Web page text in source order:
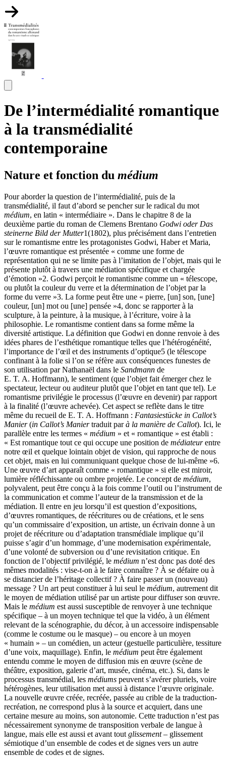
De l’intermédialité romantique
à la transmédialité
contemporaine
Nature et fonction du médium
Pour aborder la question de l’intermédialité, puis de la
transmédialité, il faut d’abord se pencher sur le radical du mot
médium, en latin « intermédiaire ». Dans le chapitre 8 de la
deuxième partie du roman de Clemens Brentano Godwi oder Das
steinerne Bild der Mutter1(1802), plus précisément dans l’entretien
sur le romantisme entre les protagonistes Godwi, Haber et Maria,
l’œuvre romantique est présentée « comme une forme de
représentation qui ne se limite pas à l’imitation de l’objet, mais qui le
présente plutôt à travers une médiation spécifique et chargée
d’émotion »2. Godwi perçoit le romantisme comme un « télescope,
ou plutôt la couleur du verre et la détermination de l’objet par la
forme du verre »3. La forme peut être une « pierre, [un] son, [une]
couleur, [un] mot ou [une] pensée »4, donc se rapporter à la
sculpture, à la peinture, à la musique, à l’écriture, voire à la
philosophie. Le romantisme contient dans sa forme même la
diversité artistique. La définition que Godwi en donne renvoie à des
idées phares de l’esthétique romantique telles que l’hétérogénéité,
l’importance de l’œil et des instruments d’optique5 (le télescope
confinant à la folie si l’on se réfère aux conséquences funestes de
son utilisation par Nathanaël dans le Sandmann de
E. T. A. Hoffmann), le sentiment (que l’objet fait émerger chez le
spectateur, lecteur ou auditeur plutôt que l’objet en tant que tel). Le
romantisme privilégie le processus (l’œuvre en devenir) par rapport
à la finalité (l’œuvre achevée). Cet aspect se reflète dans le titre
même du recueil de E. T. A. Hoffmann : Fantasiestücke in Callot’s
Manier(in Callot’s Maniertraduit parà la manière de Callot). Ici, le
parallèle entre les termes « médium » et « romantique » est établi :
« Est romantique tout ce qui occupe une position de médiateurentre
notre œil et quelque lointain objet de vision, qui rapproche de nous
cet objet, mais en lui communiquant quelque chose de lui-même »6.
Une œuvre d’art apparaît comme « romantique » si elle est miroir,
lumière réfléchissante ou ombre projetée. Le concept de médium,
polyvalent, peut être conçu à la fois comme l’outil ou l’instrument de
la communication et comme l’auteur de la transmission et de la
médiation. Il entre en jeu lorsqu’il est question d’expositions,
d’œuvres romantiques, de réécritures ou de créations, et le sens
qu’un commissaire d’exposition, un artiste, un écrivain donne à un
projet de réécriture ou d’adaptation transmédiale implique qu’il
puisse s’agir d’un hommage, d’une modernisation expérimentale,
d’une volonté de subversion ou d’une revisitation critique. En
fonction de l’objectif privilégié, le médium n’est donc pas doté des
mêmes modalités : vise-t-on à le faire connaître ? À se défaire ou à
se distancier de l’héritage collectif ? À faire passer un (nouveau)
message ? Un art peut constituer à lui seul le médium, autrement dit
le moyen de médiation utilisé par un artiste pour diffuser son œuvre.
Mais le médium est aussi susceptible de renvoyer à une technique
spécifique – à un moyen technique tel que la vidéo, à un élément
relevant de la scénographie, du décor, à un accessoire indispensable
(comme le costume ou le masque) – ou encore à un moyen
« humain » – un comédien, un acteur (gestuelle particulière, tessiture
d’une voix, maquillage). Enfin, le médium peut être également
entendu comme le moyen de diffusion mis en œuvre (scène de
théâtre, exposition, galerie d’art, musée, cinéma, etc.). Si, dans le
processus transmédial, les médiums peuvent s’avérer pluriels, voire
hétérogènes, leur utilisation met aussi à distance l’œuvre originale.
La nouvelle œuvre créée, recréée, passée au crible de la traduction-
recréation, ne correspond plus à la source et acquiert, dans une
certaine mesure au moins, son autonomie. Cette traduction n’est pas
nécessairement synonyme de transposition verbale de langue à
langue, mais elle est aussi et avant tout glissement– glissement
sémiotique d’un ensemble de codes et de signes vers un autre
ensemble de codes et de signes.